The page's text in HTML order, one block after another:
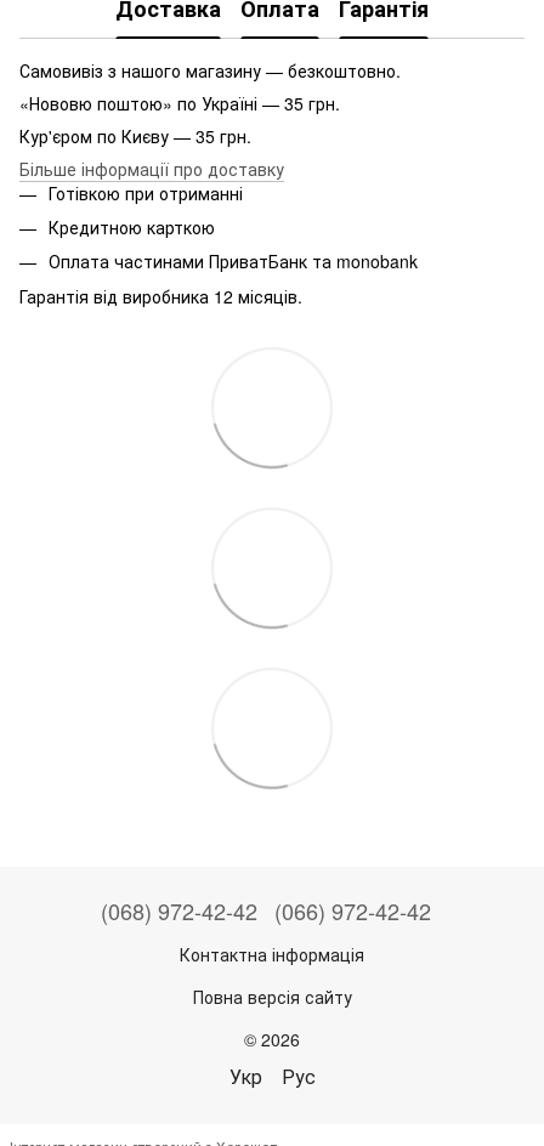
Доставка Оплата Гарантія
Самовивіз з нашого магазину — безкоштовно.
«Нововю поштою» по Україні — 35 грн.
Кур'єром по Києву — 35 грн.
Більше інформації про доставку
Готівкою при отриманні
Кредитною карткою
Оплата частинами ПриватБанк та monobank
Гарантія від виробника 12 місяців.
(068) 972-42-42 (066) 972-42-42
Контактна інформація
Повна версія сайту
© 2026
Укр Рус